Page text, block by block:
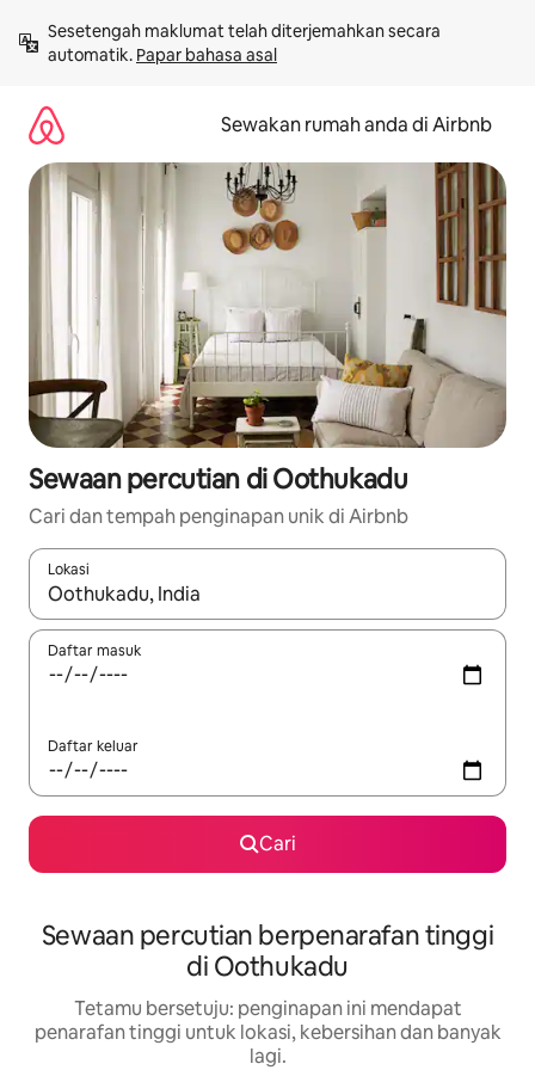
kandungan
Sesetengah maklumat telah diterjemahkan secara
automatik. Papar bahasa asal
Sewakan rumah anda di Airbnb
Sewaan percutian di Oothukadu
Cari dan tempah penginapan unik di Airbnb
Lokasi
Apabila hasil tersedia, navigasi dengan kekunci anak panah
Daftar masuk
Daftar keluar
Cari
Sewaan percutian berpenarafan tinggi
di Oothukadu
Tetamu bersetuju: penginapan ini mendapat
penarafan tinggi untuk lokasi, kebersihan dan banyak
lagi.